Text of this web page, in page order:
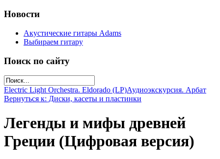
Новости
Акустические гитары Adams
Выбираем гитару
Поиск по сайту
Electric Light Orchestra. Eldorado (LP)Аудиоэкскурсия. Арбат
Вернуться к: Диски, касеты и пластинки
Легенды и мифы древней
Греции (Цифровая версия)